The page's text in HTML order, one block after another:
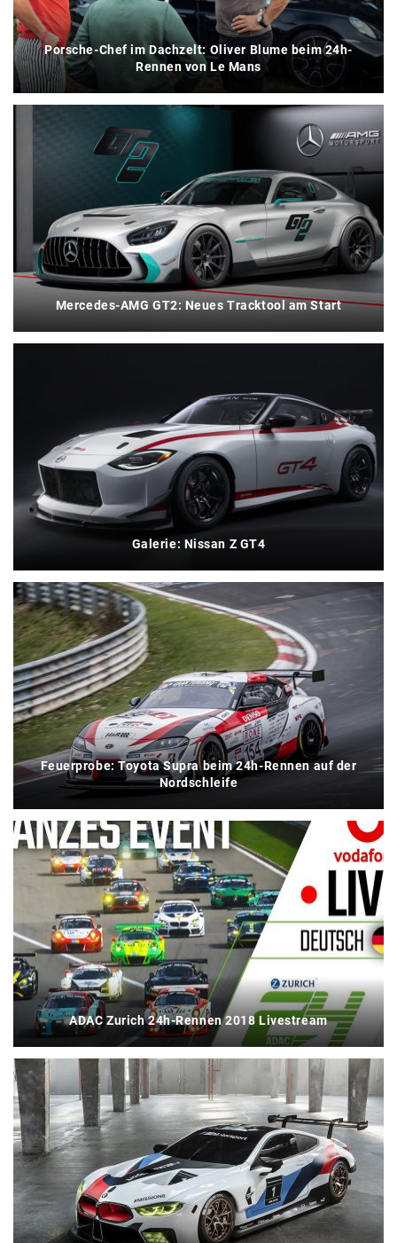
Porsche-Chef im Dachzelt: Oliver Blume beim 24h-
Rennen von Le Mans
Mercedes-AMG GT2: Neues Tracktool am Start
Galerie: Nissan Z GT4
Feuerprobe: Toyota Supra beim 24h-Rennen auf der
Nordschleife
ADAC Zurich 24h-Rennen 2018 Livestream